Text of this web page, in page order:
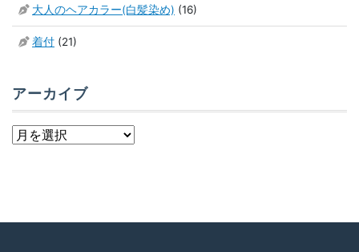
大人のヘアカラー(白髪染め) (16)
着付 (21)
アーカイブ
ア